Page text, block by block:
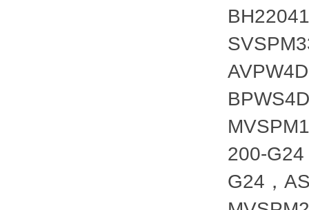
200-
G24，